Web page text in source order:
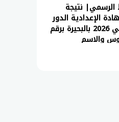
الرسمي| نتيجة
الإعدادية الدور
الثاني 2026 بالبحيرة برقم
والاسم